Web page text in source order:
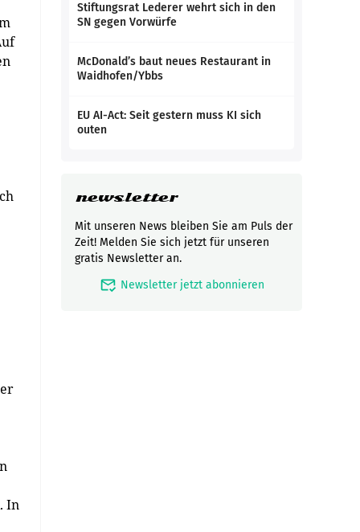
In
Stiftungsrat Lederer wehrt sich in den
SN gegen Vorwürfe
McDonald’s baut neues Restaurant in
Waidhofen/Ybbs
EU AI-Act: Seit gestern muss KI sich
outen
newsletter
Mit unseren News bleiben Sie am Puls der
Zeit! Melden Sie sich jetzt für unseren
gratis Newsletter an.
mark_email_read Newsletter jetzt abonnieren